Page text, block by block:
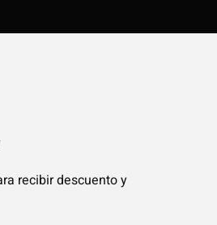
recibir descuento y